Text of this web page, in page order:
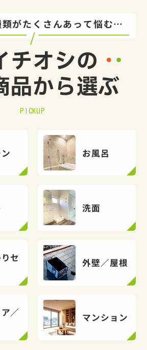
類がたくさんあって悩む…
チオシの
品から選ぶ
PICKUP
お風呂
洗面
セ
外壁／屋根
／
マンション